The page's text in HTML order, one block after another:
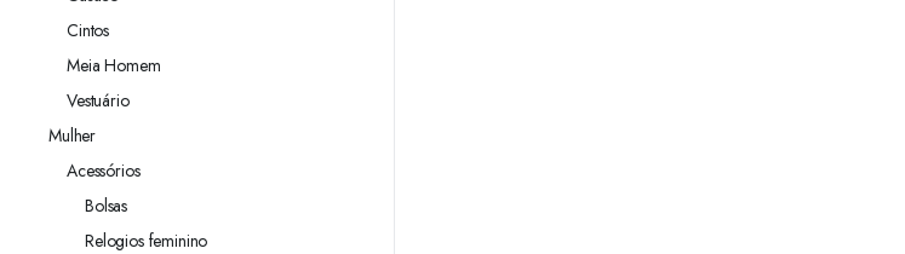
Cintos
Meia Homem
Vestuário
Mulher
Acessórios
Bolsas
Relogios feminino